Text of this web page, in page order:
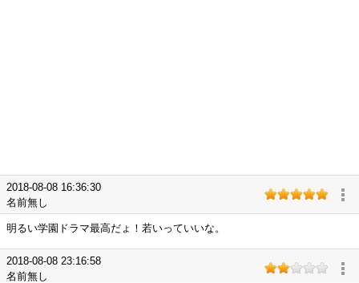
2018-08-08 16:36:30
名前無し
明るい学園ドラマ最高だょ！若いっていいな。
2018-08-08 23:16:58
名前無し